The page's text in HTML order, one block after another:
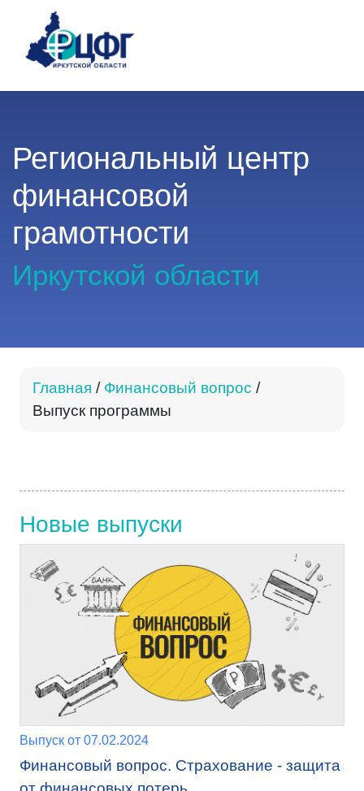
Региональный центр
финансовой
грамотности
Иркутской области
Главная / Финансовый вопрос /
Выпуск программы
Новые выпуски
Выпуск от 07.02.2024
Финансовый вопрос. Страхование - защита